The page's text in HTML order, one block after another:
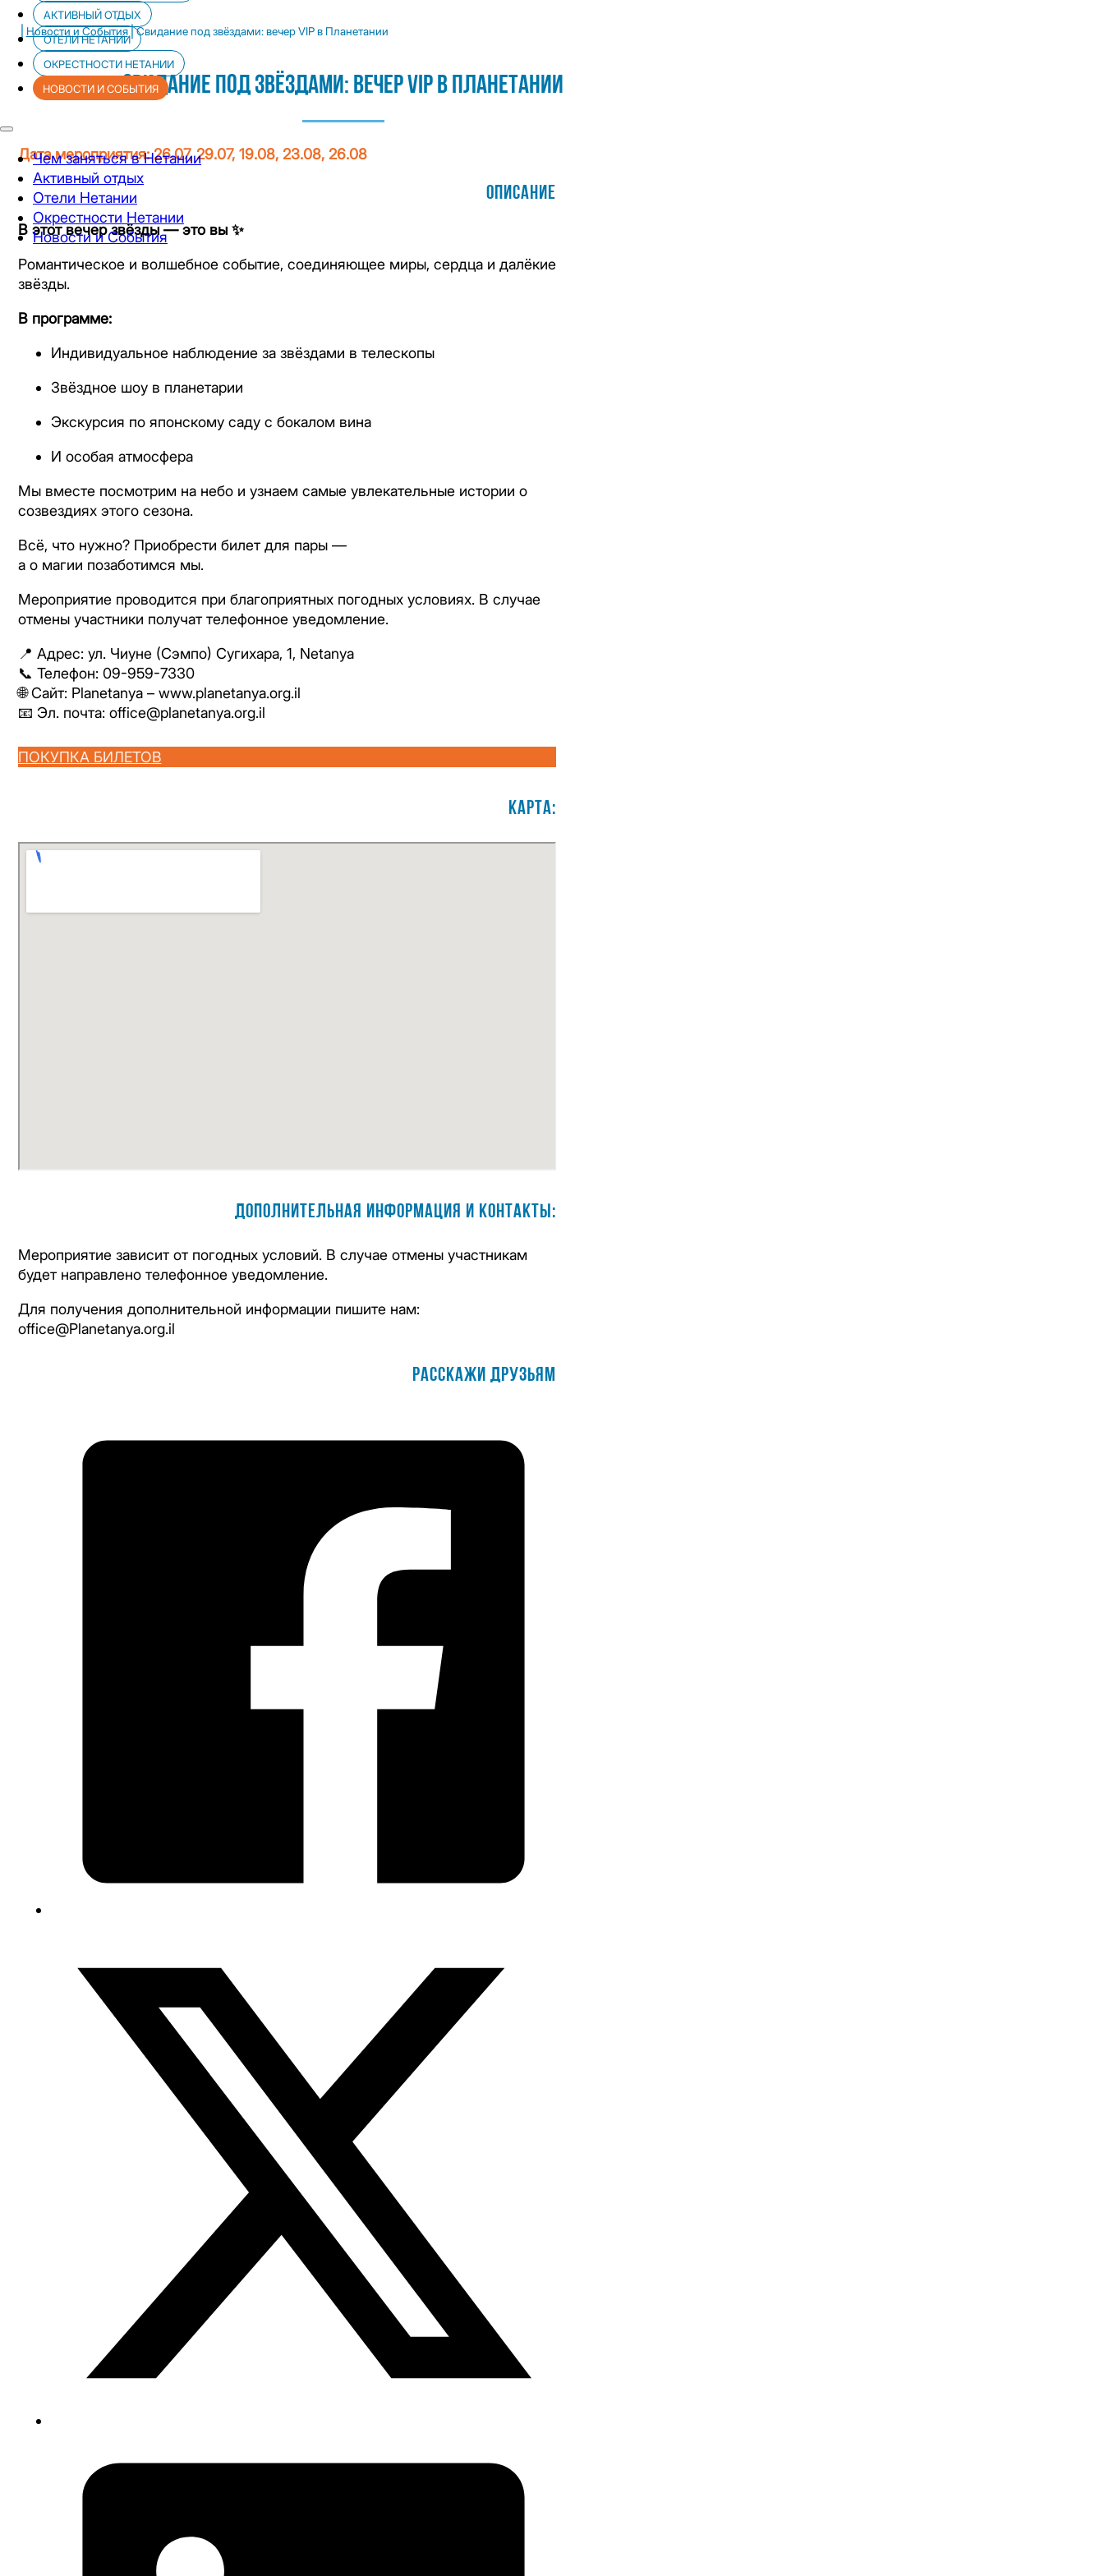
АКТИВНЫЙ ОТДЫХ
ОТЕЛИ НЕТАНИИ
ОКРЕСТНОСТИ НЕТАНИИ
НОВОСТИ И CОБЫТИЯ
Чем заняться в Нетании
Активный отдых
Отели Нетании
Окрестности Нетании
Новости и Cобытия
| Новости и Cобытия|Свидание под звёздами: вечер VIP в Планетании
Свидание Под Звёздами: Вечер VIP В Планетании
Дата мероприятия: 26.07, 29.07, 19.08, 23.08, 26.08
Описание
В этот вечер звёзды — это вы ✨
Романтическое и волшебное событие, соединяющее миры, сердца и далёкие
звёзды.
В программе:
Индивидуальное наблюдение за звёздами в телескопы
Звёздное шоу в планетарии
Экскурсия по японскому саду с бокалом вина
И особая атмосфера
Мы вместе посмотрим на небо и узнаем самые увлекательные истории о
созвездиях этого сезона.
Всё, что нужно? Приобрести билет для пары —
а о магии позаботимся мы.
Мероприятие проводится при благоприятных погодных условиях. В случае
отмены участники получат телефонное уведомление.
📍 Адрес: ул. Чиуне (Сэмпо) Сугихара, 1, Netanya
📞 Телефон: 09-959-7330
🌐 Сайт: Planetanya– www.planetanya.org.il
📧 Эл. почта: office@planetanya.org.il
ПОКУПКА БИЛЕТОВ
Карта:
Дополнительная информация и контакты:
Мероприятие зависит от погодных условий. В случае отмены участникам
будет направлено телефонное уведомление.
Для получения дополнительной информации пишите нам:
office@Planetanya.org.il
Расскажи друзьям